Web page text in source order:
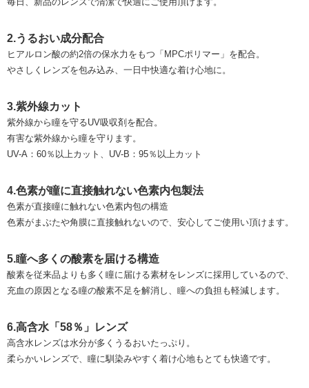
2.うるおい成分配合
ヒアルロン酸の約2倍の保水力をもつ「MPCポリマー」を配合。
やさしくレンズを包み込み、一日中快適な着け心地に。
3.紫外線カット
紫外線から瞳を守るUV吸収剤を配合。
有害な紫外線から瞳を守ります。
UV-A：60％以上カット、UV-B：95％以上カット
4.色素が瞳に直接触れない色素内包製法
色素が直接瞳に触れない色素内包の構造
色素がまぶたや角膜に直接触れないので、安心してご使用い頂けます。
5.瞳へ多くの酸素を届ける構造
酸素を従来品よりも多く瞳に届ける素材をレンズに採用しているので、
充血の原因となる瞳の酸素不足を解消し、瞳への負担も軽減します。
6.高含水「58％」レンズ
高含水レンズは水分が多くうるおいたっぷり。
柔らかいレンズで、瞳に馴染みやすく着け心地もとても快適です。